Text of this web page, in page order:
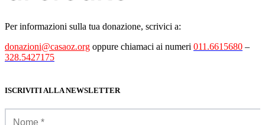
Per informazioni sulla tua donazione, scrivici a:
donazioni@casaoz.org oppure chiamaci ai numeri 011.6615680 –
328.5427175
ISCRIVITI ALLA NEWSLETTER